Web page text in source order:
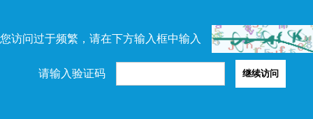
访问过于频繁，请在下方输入框中输入
请输入验证码 继续访问